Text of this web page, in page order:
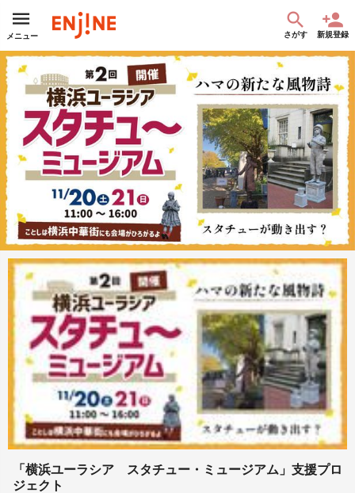
メニュー さがす 新規登録
「横浜ユーラシア スタチュー・ミュージアム」支援プロ
ジェクト